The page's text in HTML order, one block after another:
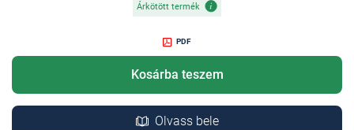
Árkötött termék
PDF
Kosárba teszem
Olvass bele